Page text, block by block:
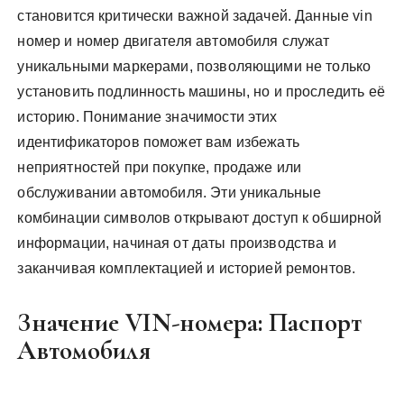
становится критически важной задачей. Данные vin
номер и номер двигателя автомобиля служат
уникальными маркерами, позволяющими не только
установить подлинность машины, но и проследить её
историю. Понимание значимости этих
идентификаторов поможет вам избежать
неприятностей при покупке, продаже или
обслуживании автомобиля. Эти уникальные
комбинации символов открывают доступ к обширной
информации, начиная от даты производства и
заканчивая комплектацией и историей ремонтов.
Значение VIN-номера: Паспорт
Автомобиля